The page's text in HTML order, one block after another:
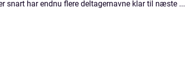
snart har endnu flere deltagernavne klar til næste ...